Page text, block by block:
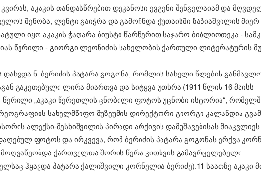
აკაკის თანდასწრებით დეკანოსი ევგენი შენგელაიამ და
შენობა, ლენტი გაიჭრა და გამოჩნდა ქუთაისში ზაზიაშვილის მიერ
იყო აკაკის ჭაღარა ბიუსტი წარწერით საჯარო ბიბლიოთეკა -
წერილი - გიორგი ლეონიძის სახელობის ქართული ლიტერატურის
ნ. ბერიძის პატარა გოგონა, რომლის სახელი წლების
გაკეთებული ლირა მიართვა და სიტყვა უთხრა (1911 წლის 16 მაისს
წერილი „აკაკი წერეთლის ცნობილი ფოტოს უცნობი ისტორია“,
სახელმწიფო მუზეუმის დირექტორი გიორგი კალანდია
ალექსი-მესხიშვილის პირადი არქივის დამუშავებისას მიაკვლიეს
ფოტოს და ირკვევა, რომ ბერიძის პატარა გოგონას ერქვა
ქართველთა შორის წერა კითხვის გამავრცელებელი
ჰყავდა პატარა ქალიშვილი კორნელია ბერიძე).​11 საათზე აკაკი